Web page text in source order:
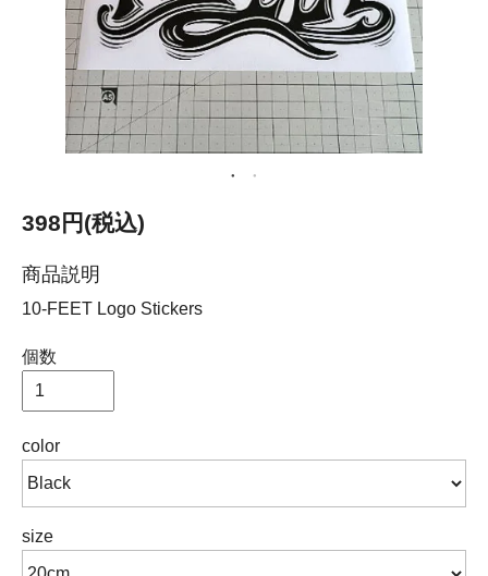
398円(税込)
商品説明
10-FEET Logo Stickers
個数
color
size